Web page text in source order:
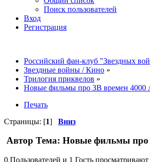
Поиск пользователей
Вход
Регистрация
Российский фан-клуб "Звездных
Звездные войны / Кино »
Трилогия приквелов »
Новые фильмы про ЗВ времен 4000
Печать
Страницы: [1] Вниз
Автор Тема: Новые фильмы про
0 Пользователей и 1 Гость просматривают